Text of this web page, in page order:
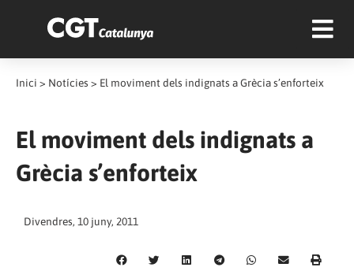
Inici > Notícies > El moviment dels indignats a Grècia s’enforteix
El moviment dels indignats a
Grècia s’enforteix
Divendres, 10 juny, 2011